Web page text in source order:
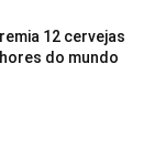
12 cervejas
do mundo